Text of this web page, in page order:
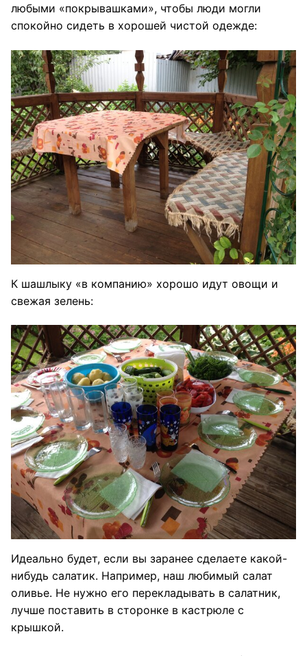
любыми «покрывашками», чтобы люди могли
спокойно сидеть в хорошей чистой одежде:
К шашлыку «в компанию» хорошо идут овощи и
свежая зелень:
Идеально будет, если вы заранее сделаете какой-
нибудь салатик. Например, наш любимый салат
оливье. Не нужно его перекладывать в салатник,
лучше поставить в сторонке в кастрюле с
крышкой.